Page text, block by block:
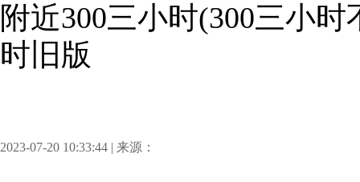
附近300三小时(300三小
时旧版
2023-07-20 10:33:44 | 来源：